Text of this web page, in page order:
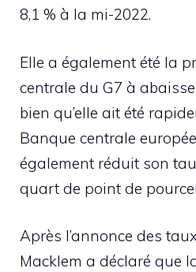
8,1 % à la mi-2022.
Elle a également été la
centrale du G7 à
bien qu’elle ait été
Banque centrale
également réduit son
quart de point de
Après l’annonce des
Macklem a déclaré que